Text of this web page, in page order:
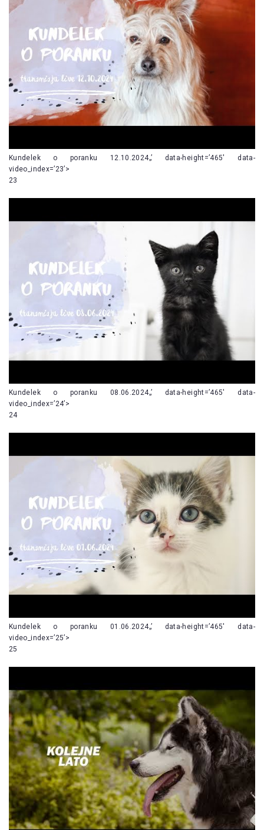
Kundelek o poranku 12.10.2024„’ data-height=’465′ data-
video_index=’23’>
23
Kundelek o poranku 08.06.2024„’ data-height=’465′ data-
video_index=’24’>
24
Kundelek o poranku 01.06.2024„’ data-height=’465′ data-
video_index=’25’>
25